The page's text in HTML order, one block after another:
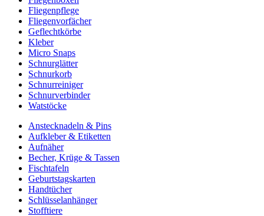
Fliegenpflege
Fliegenvorfächer
Geflechtkörbe
Kleber
Micro Snaps
Schnurglätter
Schnurkorb
Schnurreiniger
Schnurverbinder
Watstöcke
Anstecknadeln & Pins
Aufkleber & Etiketten
Aufnäher
Becher, Krüge & Tassen
Fischtafeln
Geburtstagskarten
Handtücher
Schlüsselanhänger
Stofftiere